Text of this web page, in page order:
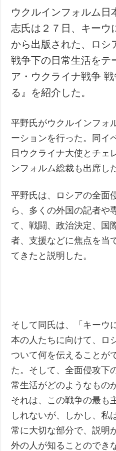
社会・文化
スポーツ
犯罪
事故・緊急事態
追加
特集
写真
動画
ウクルインフォルム日
志氏は２７日、キーウ
から出版された、ロシ
戦争下の日常生活をテ
ア・ウクライナ戦争
る』を紹介した。
平野氏がウクルインフォ
ーションを行った。同イ
日ウクライナ大使とチェ
ンフォルム総裁も出席し
平野氏は、ロシアの全面
ら、多くの外国の記者や
て、戦闘、政治決定、国
者、支援などに焦点を当
てきたと説明した。
そして同氏は、「キーウ
本の人たちに向けて、ロ
ついて何を伝えることが
た。そして、全面侵攻下
常生活がどのようなもの
それは、この戦争の最も
しれないが、しかし、私
常に大切な部分で、説明
外の人が知ることのでき